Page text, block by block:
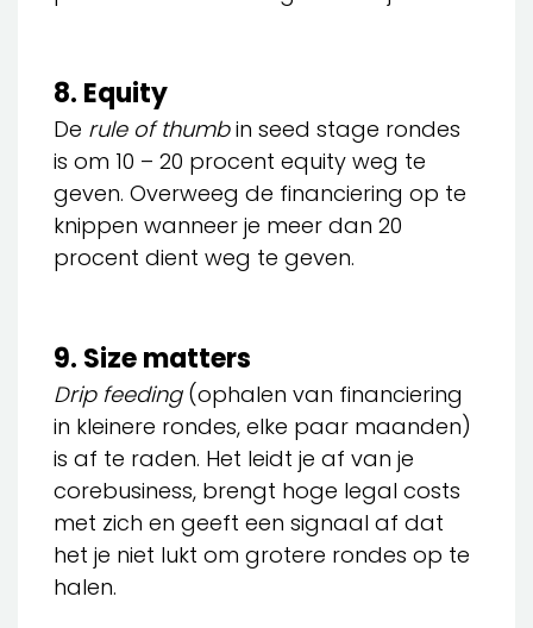
8. Equity
De rule of thumbin seed stage rondes
is om 10 – 20 procent equity weg te
geven. Overweeg de financiering op te
knippen wanneer je meer dan 20
procent dient weg te geven.
9. Size matters
Drip feeding(ophalen van financiering
in kleinere rondes, elke paar maanden)
is af te raden. Het leidt je af van je
corebusiness, brengt hoge legal costs
met zich en geeft een signaal af dat
het je niet lukt om grotere rondes op te
halen.